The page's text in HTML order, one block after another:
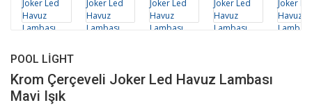
POOL LIGHT
Krom Çerçeveli Joker Led Havuz Lambası
Mavi Işık